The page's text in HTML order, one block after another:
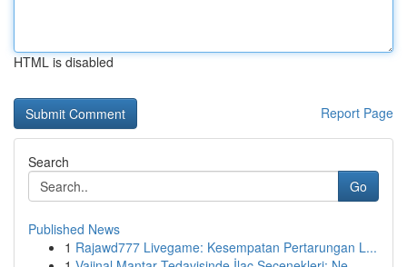
HTML is disabled
Report Page
Search
Go
Published News
1 Rajawd777 Livegame: Kesempatan Pertarungan L...